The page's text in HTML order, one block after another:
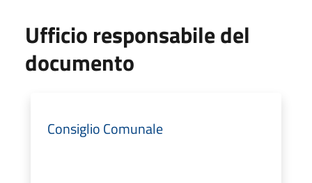
Ufficio responsabile del
documento
Consiglio Comunale